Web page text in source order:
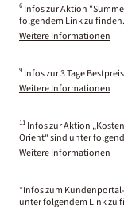
6 Infos zur Aktion
folgendem Link zu finden.
Weitere Informationen
9 Infos zur 3 Tage
Weitere Informationen
11 Infos zur Aktion
Orient“ sind unter
Weitere Informationen
*Infos zum
unter folgendem Link zu